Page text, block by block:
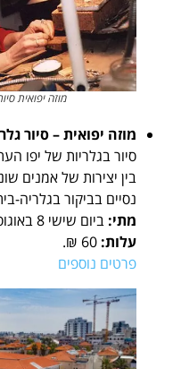
מוזה יפואית
מוזה יפואית – סיור
סיור בגלריות של יפו
בין יצירות של אמנים
נסיים בביקור בגלריה-
מתי: ביום שישי 8 באוגוסט בשעה 10:30
עלות:
פרטים נוספים